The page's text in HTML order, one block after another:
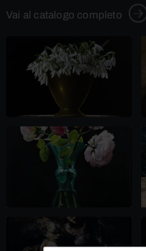
Vai al catalogo completo